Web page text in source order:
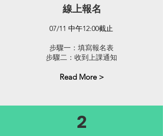
​線上報名
07/11 中午12:00截止
步驟一：填寫報名表
步驟二：收到上課通知
Read More >
2